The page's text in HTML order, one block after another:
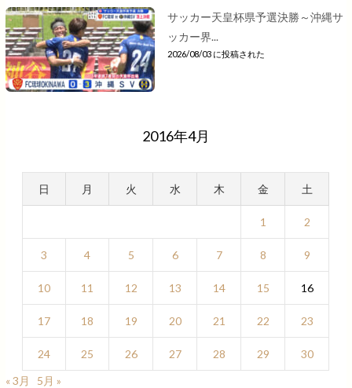
サッカー天皇杯県予選決勝～沖縄サ
ッカー界...
2026/08/03 に投稿された
2016年4月
日 月 火 水 木 金 土
1 2
3 4 5 6 7 8 9
10 11 12 13 14 15 16
17 18 19 20 21 22 23
24 25 26 27 28 29
30
« 3月
5月 »